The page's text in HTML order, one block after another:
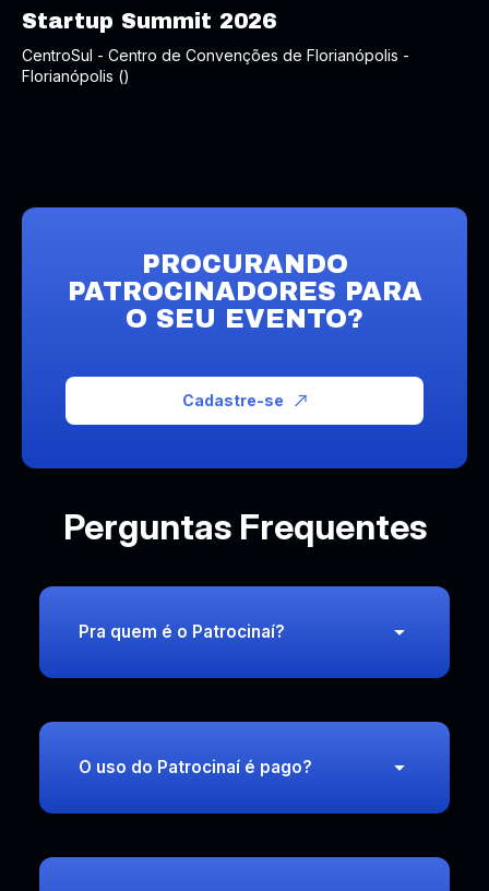
Startup Summit 2026
CentroSul - Centro de Convenções de Florianópolis -
Florianópolis ()
PROCURANDO
PATROCINADORES PARA
O SEU EVENTO?
Cadastre-se
Perguntas Frequentes
Pra quem é o Patrocinaí?
O uso do Patrocinaí é pago?